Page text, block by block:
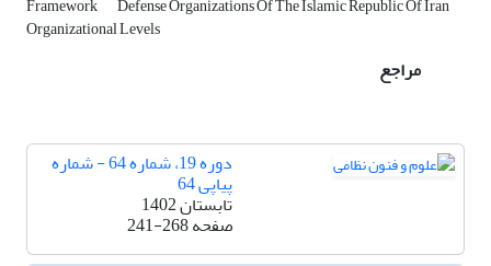
Framework Defense Organizations Of The Islamic Republic Of Iran
Organizational Levels
مراجع
دوره 19، شماره 64 - شماره
پیاپی 64
تابستان 1402
صفحه241-268